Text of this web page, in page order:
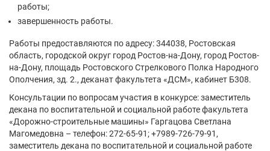
работы;
завершенность работы.
Работы предоставляются по адресу: 344038, Ростовская
область, городской округ город Ростов-на-Дону, город Ростов-
на-Дону, площадь Ростовского Стрелкового Полка Народного
Ополчения, зд. 2., деканат факультета «ДСМ», кабинет Б308.
Консультации по вопросам участия в конкурсе: заместитель
декана по воспитательной и социальной работе факультета
«Дорожно-строительные машины» Гаргацова Светлана
Магомедовна – телефон: 272-65-91; +7989-726-79-91,
заместитель декана по воспитательной и социальной работе